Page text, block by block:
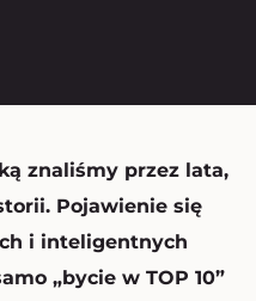
znaliśmy przez lata,
Pojawienie się
i inteligentnych
„bycie w TOP 10”